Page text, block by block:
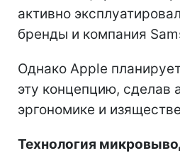
активно
бренды и компания
Однако Apple
эту концепцию, сделав
эргономике и
Технология